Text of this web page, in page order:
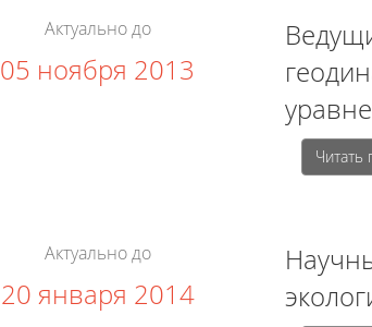
Актуально до
05 ноября 2013
Читать
Актуально до
20 января 2014